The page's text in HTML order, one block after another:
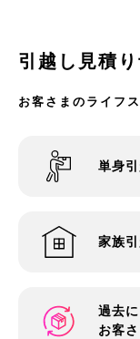
引越し見積
お客さまのライフ
単身
家族
過去
お客さ